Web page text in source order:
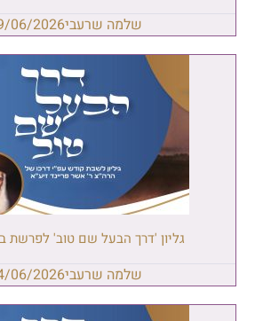
שלמה שרעבי06/2026
גליון 'דרך הבעל שם טוב' לפרשת
שלמה שרעבי06/2026